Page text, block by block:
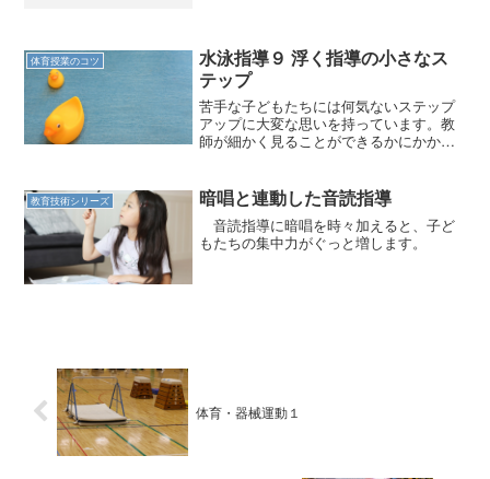
技能を身につけようと思え...
体育授業のコツ
水泳指導９ 浮く指導の小さなス
テップ
苦手な子どもたちには何気ないステップ
アップに大変な思いを持っています。教
師が細かく見ることができるかにかかっ
教育技術シリーズ 暗唱と連動した音読指導
音読指導に暗唱を時々加えると、子ど
もたちの集中力がぐっと増します。
体育・器械運動１